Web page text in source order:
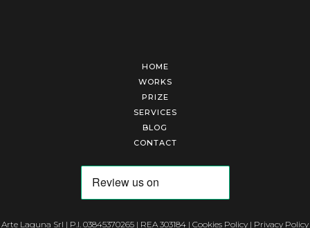
HOME
WORKS
PRIZE
SERVICES
BLOG
CONTACT
Arte Laguna Srl | P.I. 03845370265 | REA 303184 | Cookies Policy | Privacy Policy